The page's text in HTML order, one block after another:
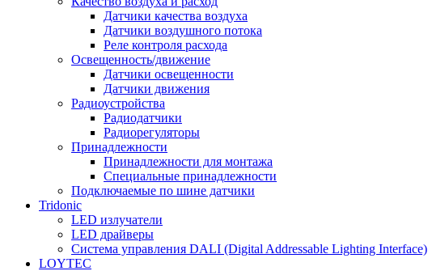
Датчики качества воздуха
Датчики воздушного потока
Реле контроля расхода
Освещенность/движение
Датчики освещенности
Датчики движения
Радиоустройства
Радиодатчики
Радиорегуляторы
Принадлежности
Принадлежности для монтажа
Специальные принадлежности
Подключаемые по шине датчики
Tridonic
LED излучатели
LED драйверы
Система управления DALI (Digital Addressable Lighting Interface)
LOYTEC